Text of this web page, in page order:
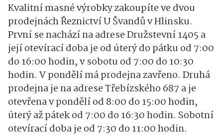
Kvalitní masné výrobky zakoupíte ve dvou
prodejnách Řeznictví U Švandů v Hlinsku.
První se nachází na adrese Družstevní 1405 a
její otevírací doba je od úterý do pátku od 7:00
do 16:00 hodin, v sobotu od 7:00 do 10:30
hodin. V pondělí má prodejna zavřeno. Druhá
prodejna je na adrese Třebízského 687 a je
otevřena v pondělí od 8:00 do 15:00 hodin,
úterý až pátek od 7:00 do 16:30 hodin. Sobotní
otevírací doba je od 7:30 do 11:00 hodin.